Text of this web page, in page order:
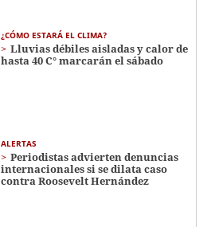
¿CÓMO ESTARÁ EL CLIMA?
Lluvias débiles aisladas y calor de
hasta 40 C° marcarán el sábado
ALERTAS
Periodistas advierten denuncias
internacionales si se dilata caso
contra Roosevelt Hernández